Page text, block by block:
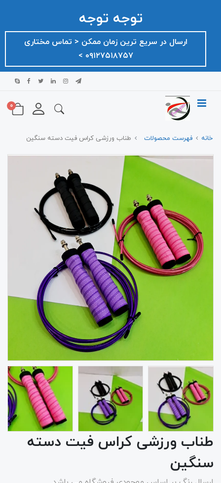
توجه توجه
ارسال در سریع ترین زمان ممکن ‌< تماس مختاری
۰۹۱۲۷۵۱۸۷۵۷ >
0
خانه فهرست محصولات طناب ورزشی کراس فیت دسته سنگین
طناب ورزشی کراس فیت دسته
سنگین